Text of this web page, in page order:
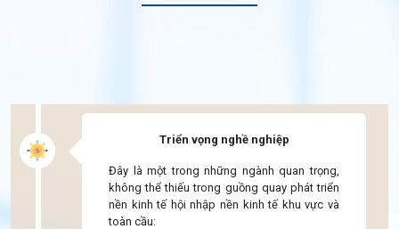
Triển vọng nghề nghiệp
Đây là một trong những ngành quan trọng,
không thể thiếu trong guồng quay phát triển
nền kinh tế hội nhập nền kinh tế khu vực và
toàn cầu: